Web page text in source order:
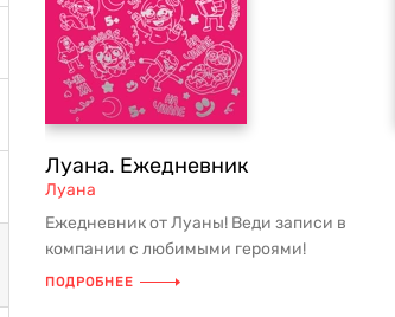
Луана. Ежедневник
Луана
Ежедневник от Луаны! Веди записи в
компании с любимыми героями!
АННОТАЦИЯ Ежедневник Луаны?! Д...
ПОДРОБНЕЕ